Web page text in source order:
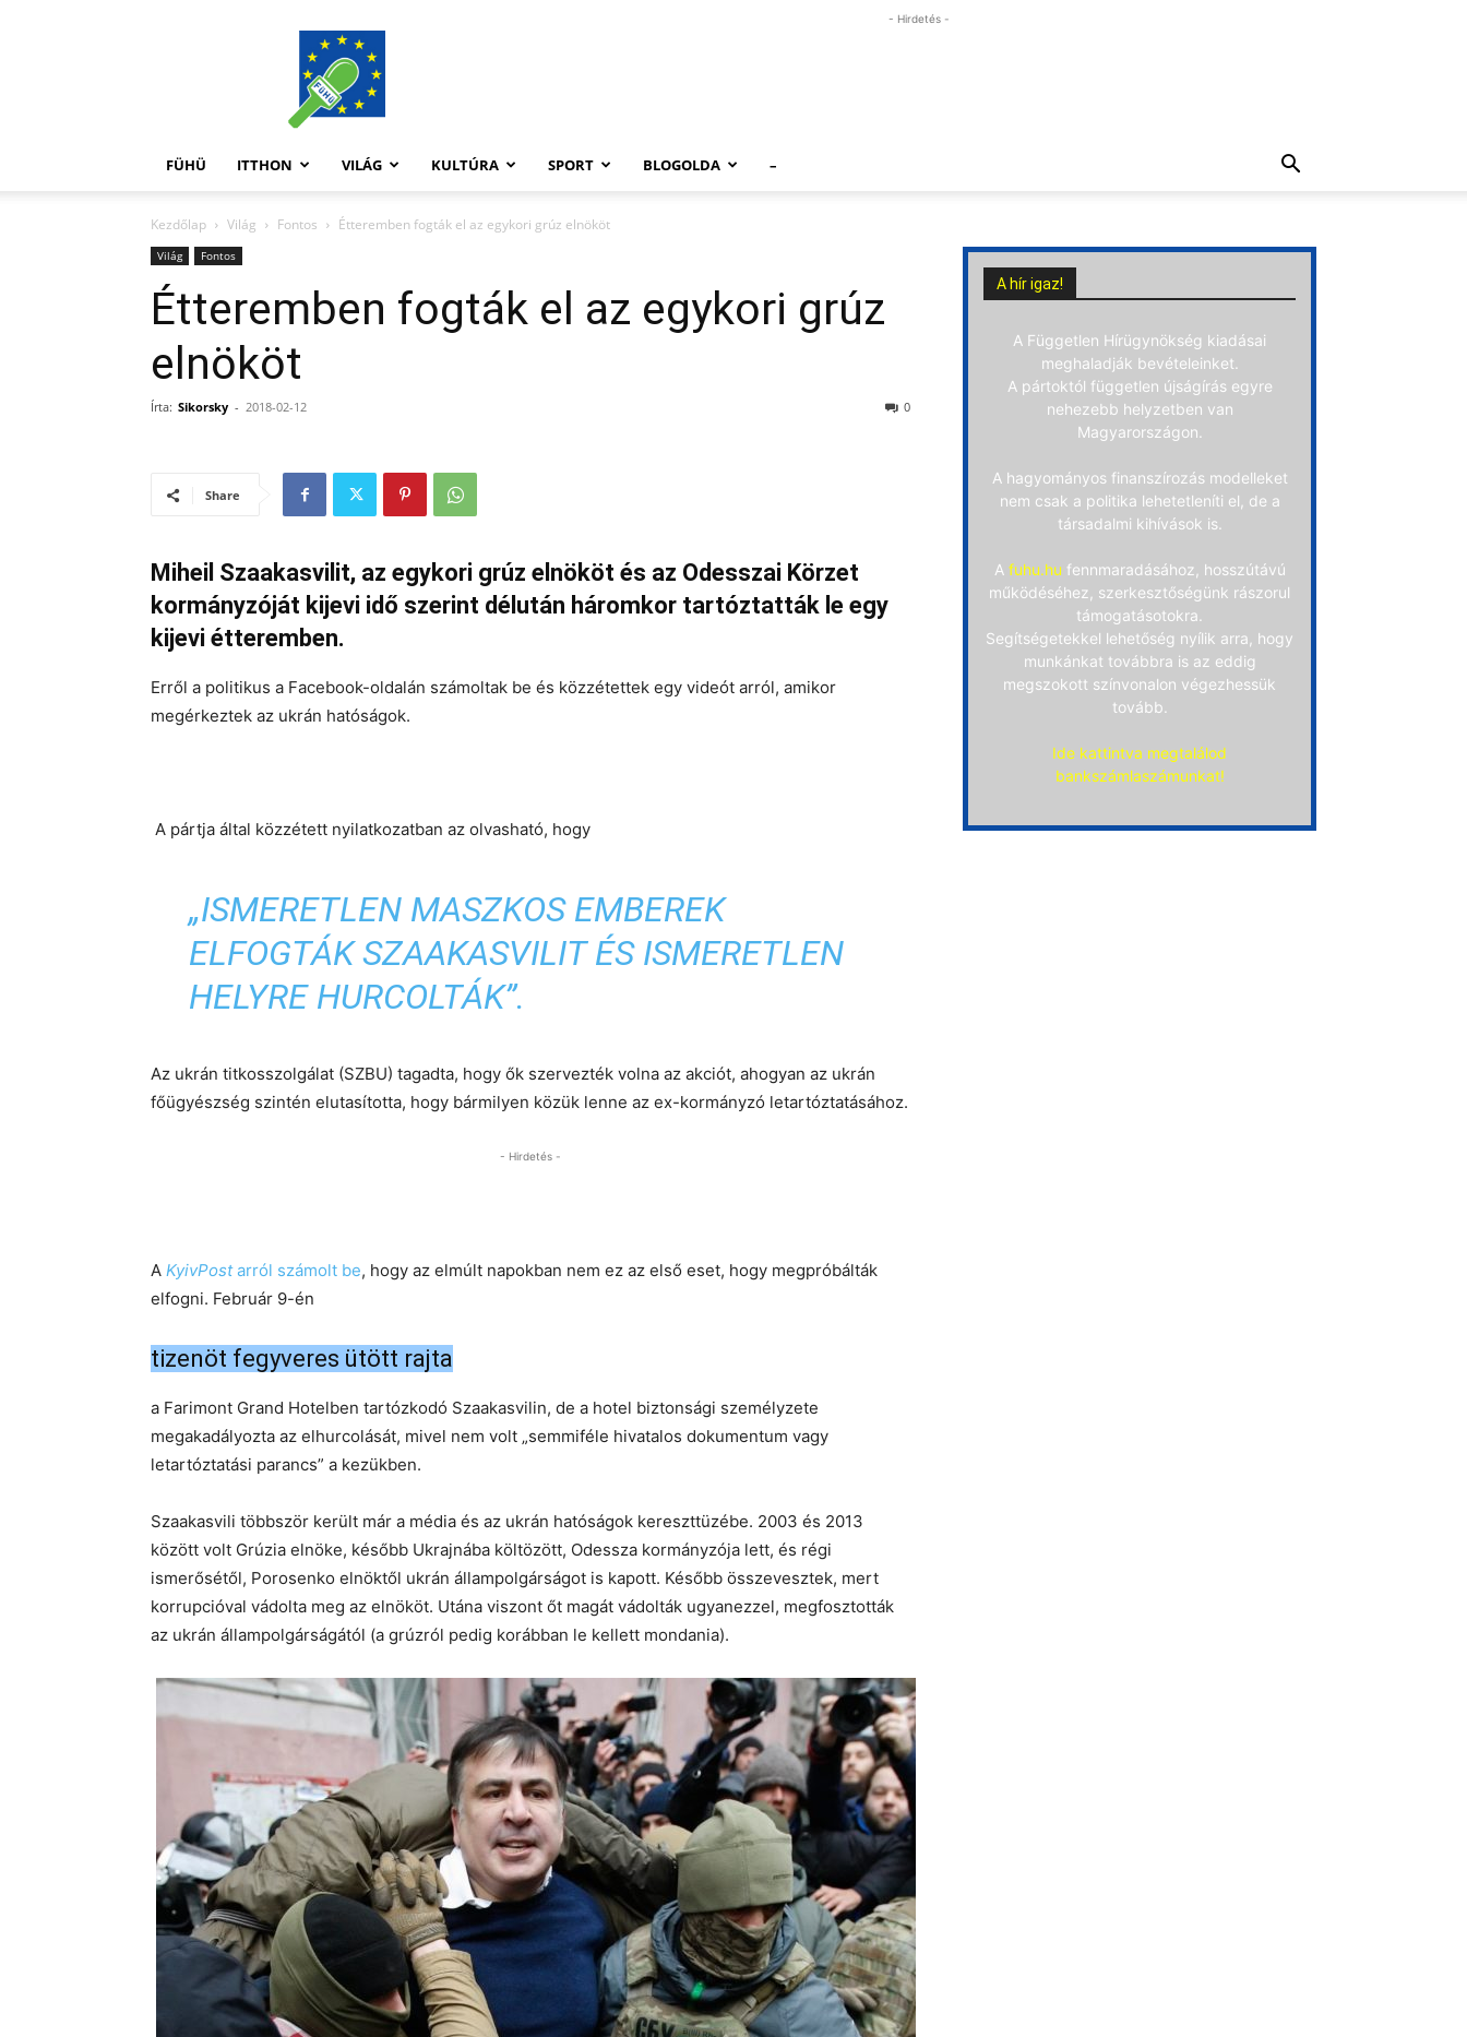
FüHü
- Hirdetés -
FÜHÜ ITTHON VILÁG KULTÚRA SPORT BLOGOLDA –
Kezdőlap Világ Fontos Étteremben fogták el az egykori grúz elnököt
Világ Fontos
Étteremben fogták el az egykori grúz
elnököt
Írta: Sikorsky - 2018-02-12 0
Share
Miheil Szaakasvilit, az egykori grúz elnököt és az Odesszai Körzet
kormányzóját kijevi idő szerint délután háromkor tartóztatták le egy
kijevi étteremben.
Erről a politikus a Facebook-oldalán számoltak be és közzétettek egy videót arról, amikor
megérkeztek az ukrán hatóságok.
A pártja által közzétett nyilatkozatban az olvasható, hogy
„ISMERETLEN MASZKOS EMBEREK
ELFOGTÁK SZAAKASVILIT ÉS ISMERETLEN
HELYRE HURCOLTÁK”.
Az ukrán titkosszolgálat (SZBU) tagadta, hogy ők szervezték volna az akciót, ahogyan az ukrán
főügyészség szintén elutasította, hogy bármilyen közük lenne az ex-kormányzó letartóztatásához.
- Hirdetés -
A KyivPostarról számolt be, hogy az elmúlt napokban nem ez az első eset, hogy megpróbálták
elfogni. Február 9-én
tizenöt fegyveres ütött rajta
a Farimont Grand Hotelben tartózkodó Szaakasvilin, de a hotel biztonsági személyzete
megakadályozta az elhurcolását, mivel nem volt „semmiféle hivatalos dokumentum vagy
letartóztatási parancs” a kezükben.
Szaakasvili többször került már a média és az ukrán hatóságok kereszttüzébe. 2003 és 2013
között volt Grúzia elnöke, később Ukrajnába költözött, Odessza kormányzója lett, és régi
ismerősétől, Porosenko elnöktől ukrán állampolgárságot is kapott. Később összevesztek, mert
korrupcióval vádolta meg az elnököt. Utána viszont őt magát vádolták ugyanezzel, megfosztották
az ukrán állampolgárságától (a grúzról pedig korábban le kellett mondania).
A hír igaz!
A Független Hírügynökség kiadásai
meghaladják bevételeinket.
A pártoktól független újságírás egyre
nehezebb helyzetben van
Magyarországon.
A hagyományos finanszírozás modelleket
nem csak a politika lehetetleníti el, de a
társadalmi kihívások is.
A fuhu.hu fennmaradásához, hosszútávú
működéséhez, szerkesztőségünk rászorul
támogatásotokra.
Segítségetekkel lehetőség nyílik arra, hogy
munkánkat továbbra is az eddig
megszokott színvonalon végezhessük
tovább.
Ide kattintva megtalálod
bankszámlaszámunkat!